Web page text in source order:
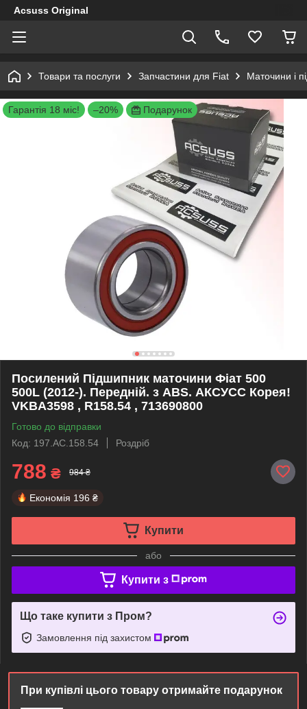
Acsuss Original
Товари та послуги Запчастини для Fiat Маточини і
Гарантія 18 міс! –20% Подарунок
Посилений Підшипник маточини Фіат 500
500L (2012-). Передній. з ABS. АКСУСС Корея!
VKBA3598 , R158.54 , 713690800
Готово до відправки
Код: 197.AC.158.54
Роздріб
788 ₴ 984 ₴
Економія 196 ₴
Купити
або
Купити з
Що таке купити з Пром?
Замовлення під захистом
При купівлі цього товару отримайте подарунок